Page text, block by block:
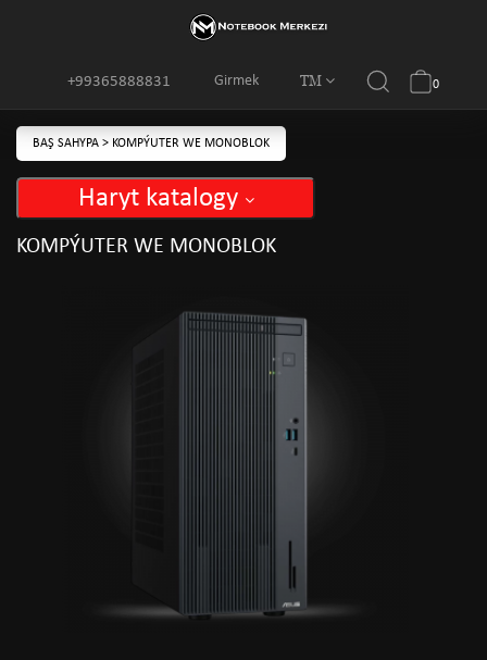
Girmek TM
+99365888831 0
BAŞ SAHYPA > KOMPÝUTER WE MONOBLOK
Haryt katalogy
KOMPÝUTER WE MONOBLOK